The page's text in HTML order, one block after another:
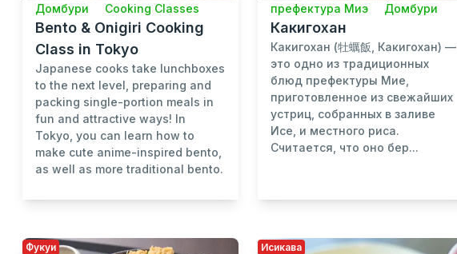
Домбури Cooking Classes
Bento & Onigiri Cooking
Class in Tokyo
Japanese cooks take lunchboxes
to the next level, preparing and
packing single-portion meals in
fun and attractive ways! In
Tokyo, you can learn how to
make cute anime-inspired bento,
as well as more traditional bento.
префектура Миэ Домбури
Какигохан
Какигохан (牡蠣飯, Какигохан) —
это одно из традиционных
блюд префектуры Мие,
приготовленное из свежайших
устриц, собранных в заливе
Исе, и местного риса.
Считается, что оно бер...
Фукуи Исикава